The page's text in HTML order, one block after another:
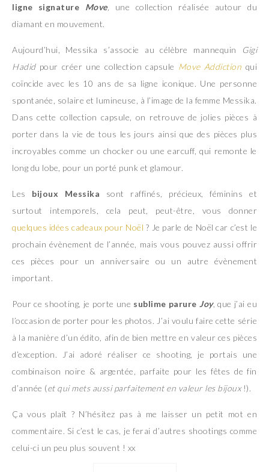
ligne signature Move, une collection réalisée autour du
diamant en mouvement.
Aujourd’hui, Messika s’associe au célèbre mannequin
Gigi
Hadidpour créer une collection capsule Move Addiction qui
coïncide avec les 10 ans de sa ligne iconique. Une personne
spontanée, solaire et lumineuse, à l’image de la femme Messika.
Dans cette collection capsule, on retrouve de jolies pièces à
porter dans la vie de tous les jours ainsi que des pièces plus
incroyables comme un chocker ou une earcuff, qui remonte le
long du lobe, pour un porté punk et glamour.
Les bijoux Messika sont raffinés, précieux, féminins et
surtout intemporels, cela peut, peut-être, vous donner
quelques idées cadeaux pour Noël ? Je parle de Noël car c’est le
prochain évènement de l’année, mais vous pouvez aussi offrir
ces pièces pour un anniversaire ou un autre évènement
important.
Pour ce shooting, je porte une sublime parure Joy, que j’ai eu
l’occasion de porter pour les photos. J’ai voulu faire cette série
à la manière d’un édito, afin de bien mettre en valeur ces pièces
d’exception. J’ai adoré réaliser ce shooting, je portais une
combinaison noire & argentée, parfaite pour les fêtes de fin
d’année (et qui mets aussi parfaitement en valeur les bijoux !).
Ça vous plaît ? N’hésitez pas à me laisser un petit mot en
commentaire. Si c’est le cas, je ferai d’autres shootings comme
celui-ci un peu plus souvent ! xx